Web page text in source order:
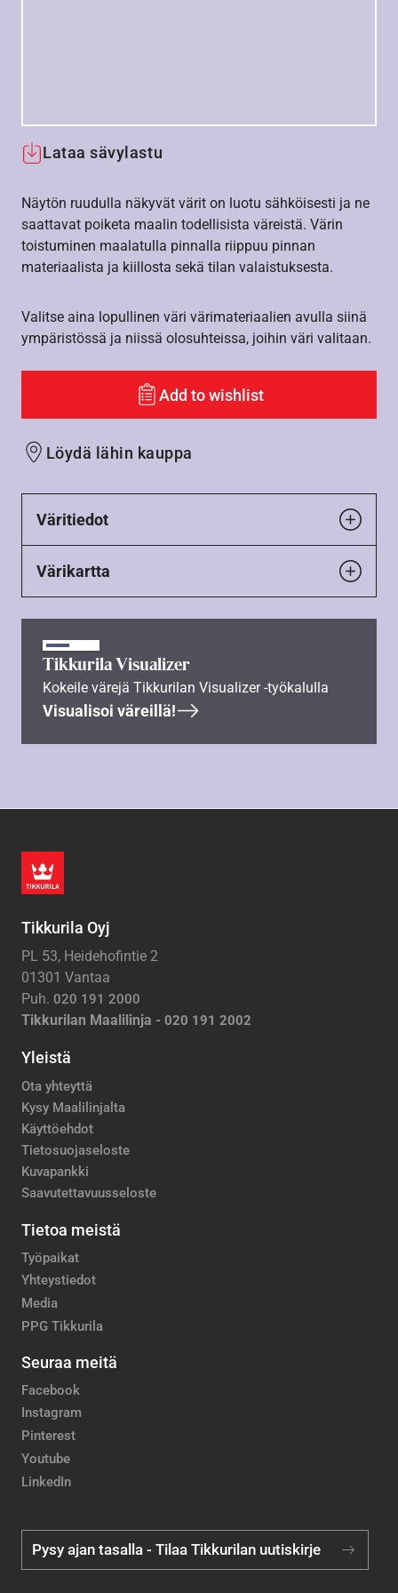
Lataa sävylastu
Näytön ruudulla näkyvät värit on luotu sähköisesti ja ne
saattavat poiketa maalin todellisista väreistä. Värin
toistuminen maalatulla pinnalla riippuu pinnan
materiaalista ja kiillosta sekä tilan valaistuksesta.
Valitse aina lopullinen väri värimateriaalien avulla siinä
ympäristössä ja niissä olosuhteissa, joihin väri valitaan.
Add to wishlist
Löydä lähin kauppa
Väritiedot
Värikartta
Tikkurila Visualizer
Kokeile värejä Tikkurilan Visualizer -työkalulla
Visualisoi väreillä!
Tikkurila Oyj
PL 53, Heidehofintie 2
01301 Vantaa
Puh. 020 191 2000
Tikkurilan Maalilinja - 020 191 2002
Yleistä
Ota yhteyttä
Kysy Maalilinjalta
Käyttöehdot
Tietosuojaseloste
Kuvapankki
Saavutettavuusseloste
Tietoa meistä
Työpaikat
Yhteystiedot
Media
PPG Tikkurila
Seuraa meitä
Facebook
Instagram
Pinterest
Youtube
LinkedIn
Pysy ajan tasalla - Tilaa Tikkurilan uutiskirje